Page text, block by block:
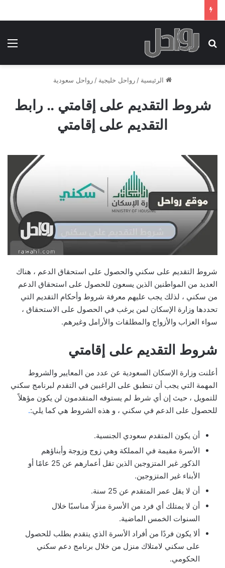
بحث عن
الرئيسية / رواحل خليجية / رواحل سعودية
شروط التقديم على إقامتي .. رابط
التقديم على إقامتي
شروط التقديم على سكني والحصول على استحقاق الدعم ، هناك
العديد من المواطنين الذين يسعون للحصول على استحقاق الدعم
من سكني ، لذلك يجب عليهم معرفة شروط وأحكام التقديم التي
تحددها وزارة الإسكان لمن يرغب في الحصول على الاستحقاق ،
سواء العزاب والأزواج والمطلقات والأرامل وغيرهم.
شروط التقديم على إقامتي
أعلنت وزارة الإسكان السعودية عن عدد من المعايير والشروط
المهمة التي يجب أن تنطبق على الراغبين في التقدم لبرنامج سكني
للتمويل ، حيث إن أي شرط لم يستوفه المتقدمون لن يكون مؤهلاً
للحصول على الدعم في سكني ، و هذه الشروط هي كما يلي:.
أن يكون المتقدم سعودي الجنسية.
الأسرة مقيمة في المملكة وهي زوج وزوجة وأبناؤهم
الذكور غير المتزوجين الذين تقل أعمارهم عن 25 عامًا أو
الأبناء غير المتزوجين.
أن لا يقل عمر المتقدم عن 25 سنة.
أن لا يمتلك أي فرد من الأسرة منزلًا مناسبًا خلال
السنوات الخمس الماضية.
ألا يكون فردًا من أفراد الأسرة الذي يتقدم بطلب للحصول
على سكني لامتلاك منزل من خلال برنامج دعم سكني
الحكومي.